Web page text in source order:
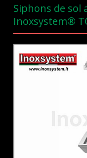
Siphons de sol
Inoxsystem®